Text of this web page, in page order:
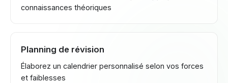
connaissances théoriques
Planning de révision
Élaborez un calendrier personnalisé selon vos forces
et faiblesses